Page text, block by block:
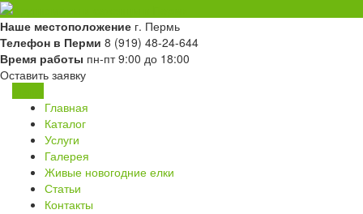
Перейти
к
содержанию
Крупномеры и саженцы в
Перми
Крупномеры и саженцы деревьев с доставкой по РФ, посадкой и
пересадкой
Наше местоположение г. Пермь
Телефон в Перми 8 (919) 48-24-644
Время работы пн-пт 9:00 до 18:00
Оставить заявку
Главная
Каталог
Услуги
Галерея
Живые новогодние елки
Статьи
Контакты